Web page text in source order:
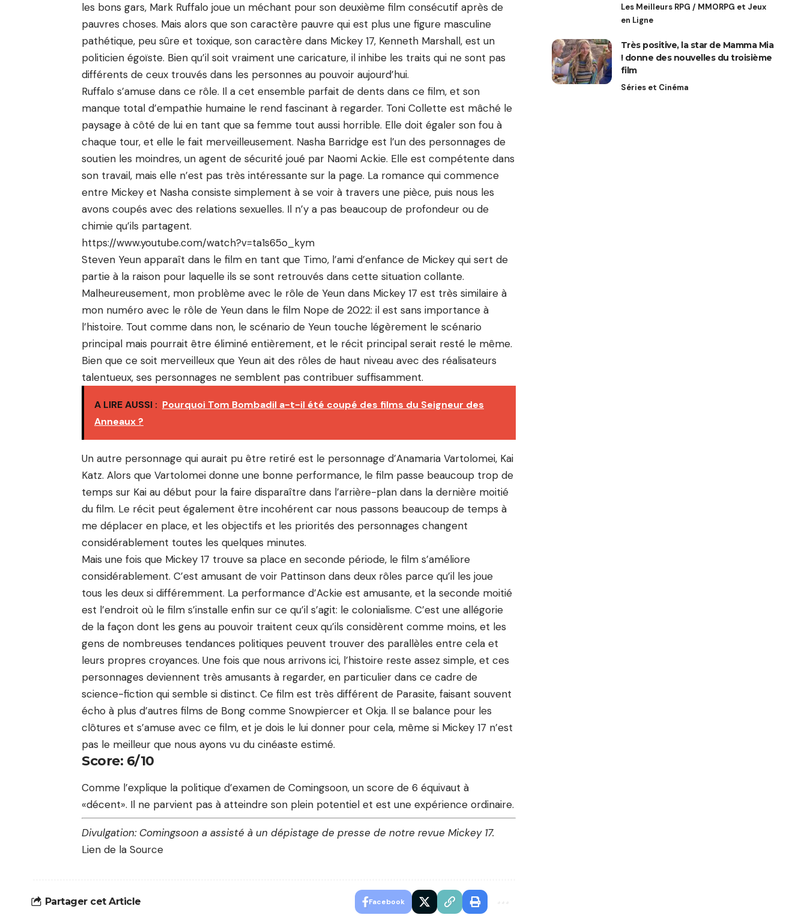
les bons gars, Mark Ruffalo joue un méchant pour son deuxième film consécutif après de
pauvres choses. Mais alors que son caractère pauvre qui est plus une figure masculine
pathétique, peu sûre et toxique, son caractère dans Mickey 17, Kenneth Marshall, est un
politicien égoïste. Bien qu’il soit vraiment une caricature, il inhibe les traits qui ne sont pas
différents de ceux trouvés dans les personnes au pouvoir aujourd’hui.
Ruffalo s’amuse dans ce rôle. Il a cet ensemble parfait de dents dans ce film, et son
manque total d’empathie humaine le rend fascinant à regarder. Toni Collette est mâché le
paysage à côté de lui en tant que sa femme tout aussi horrible. Elle doit égaler son fou à
chaque tour, et elle le fait merveilleusement. Nasha Barridge est l’un des personnages de
soutien les moindres, un agent de sécurité joué par Naomi Ackie. Elle est compétente dans
son travail, mais elle n’est pas très intéressante sur la page. La romance qui commence
entre Mickey et Nasha consiste simplement à se voir à travers une pièce, puis nous les
avons coupés avec des relations sexuelles. Il n’y a pas beaucoup de profondeur ou de
chimie qu’ils partagent.
https://www.youtube.com/watch?v=ta1s65o_kym
Steven Yeun apparaît dans le film en tant que Timo, l’ami d’enfance de Mickey qui sert de
partie à la raison pour laquelle ils se sont retrouvés dans cette situation collante.
Malheureusement, mon problème avec le rôle de Yeun dans Mickey 17 est très similaire à
mon numéro avec le rôle de Yeun dans le film Nope de 2022: il est sans importance à
l’histoire. Tout comme dans non, le scénario de Yeun touche légèrement le scénario
principal mais pourrait être éliminé entièrement, et le récit principal serait resté le même.
Bien que ce soit merveilleux que Yeun ait des rôles de haut niveau avec des réalisateurs
talentueux, ses personnages ne semblent pas contribuer suffisamment.
A LIRE AUSSI : Pourquoi Tom Bombadil a-t-il été coupé des films du Seigneur des
Anneaux ?
Un autre personnage qui aurait pu être retiré est le personnage d’Anamaria Vartolomei, Kai
Katz. Alors que Vartolomei donne une bonne performance, le film passe beaucoup trop de
temps sur Kai au début pour la faire disparaître dans l’arrière-plan dans la dernière moitié
du film. Le récit peut également être incohérent car nous passons beaucoup de temps à
me déplacer en place, et les objectifs et les priorités des personnages changent
considérablement toutes les quelques minutes.
Mais une fois que Mickey 17 trouve sa place en seconde période, le film s’améliore
considérablement. C’est amusant de voir Pattinson dans deux rôles parce qu’il les joue
tous les deux si différemment. La performance d’Ackie est amusante, et la seconde moitié
est l’endroit où le film s’installe enfin sur ce qu’il s’agit: le colonialisme. C’est une allégorie
de la façon dont les gens au pouvoir traitent ceux qu’ils considèrent comme moins, et les
gens de nombreuses tendances politiques peuvent trouver des parallèles entre cela et
leurs propres croyances. Une fois que nous arrivons ici, l’histoire reste assez simple, et ces
personnages deviennent très amusants à regarder, en particulier dans ce cadre de
science-fiction qui semble si distinct. Ce film est très différent de Parasite, faisant souvent
écho à plus d’autres films de Bong comme Snowpiercer et Okja. Il se balance pour les
clôtures et s’amuse avec ce film, et je dois le lui donner pour cela, même si Mickey 17 n’est
pas le meilleur que nous ayons vu du cinéaste estimé.
Score: 6/10
Comme l’explique la politique d’examen de Comingsoon, un score de 6 équivaut à
«décent». Il ne parvient pas à atteindre son plein potentiel et est une expérience ordinaire.
Divulgation: Comingsoon a assisté à un dépistage de presse de notre revue Mickey 17.
Lien de la Source
Partager cet Article Facebook
Les Meilleurs RPG / MMORPG et Jeux
en Ligne
Très positive, la star de Mamma Mia
! donne des nouvelles du troisième
film
Séries et Cinéma